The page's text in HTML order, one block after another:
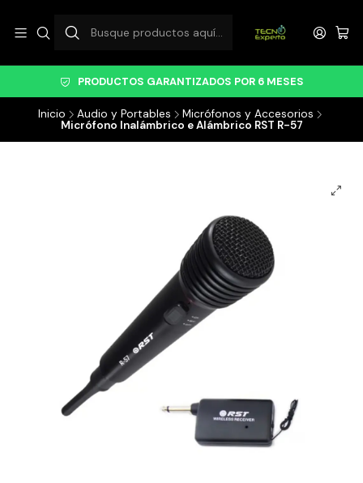
PRODUCTOS GARANTIZADOS POR 6 MESES
Inicio Audio y Portables
Micrófonos y Accesorios
Micrófono Inalámbrico e Alámbrico RST R-57